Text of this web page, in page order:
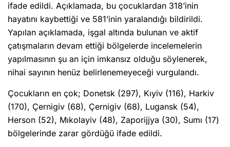
ifade edildi. Açıklamada, bu çocuklardan 318’inin
hayatını kaybettiği ve 581’inin yaralandığı bildirildi.
Yapılan açıklamada, işgal altında bulunan ve aktif
çatışmaların devam ettiği bölgelerde incelemelerin
yapılmasının şu an için imkansız olduğu söylenerek,
nihai sayının henüz belirlenemeyeceği vurgulandı.
Çocukların en çok; Donetsk (297), Kıyiv (116), Harkiv
(170), Çernigiv (68), Çernigiv (68), Lugansk (54),
Herson (52), Mıkolayiv (48), Zaporijjya (30), Sumı (17)
bölgelerinde zarar gördüğü ifade edildi.